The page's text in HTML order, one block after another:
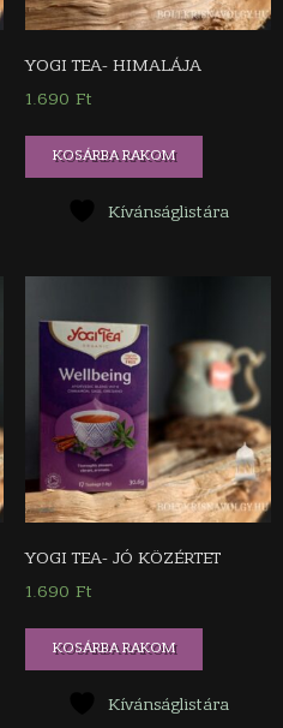
YOGI TEA- HIMALÁJA
1.690 Ft
KOSÁRBA RAKOM
Kívánságlistára
YOGI TEA- JÓ KÖZÉRTET
1.690 Ft
KOSÁRBA RAKOM
Kívánságlistára